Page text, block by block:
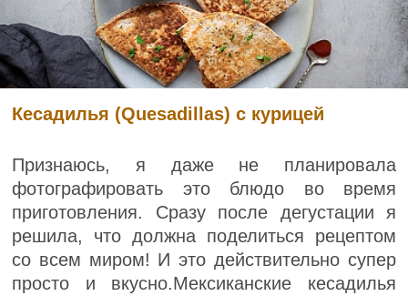
Кесадилья (Quesadillas) с курицей
Признаюсь, я даже не планировала
фотографировать это блюдо во время
приготовления. Сразу после дегустации я
решила, что должна поделиться рецептом
со всем миром! И это действительно супер
просто и вкусно.Мексиканские кесадилья